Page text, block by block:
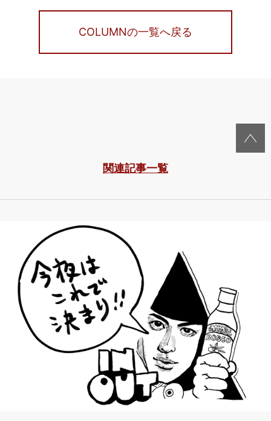
COLUMNの一覧へ戻る
関連記事一覧